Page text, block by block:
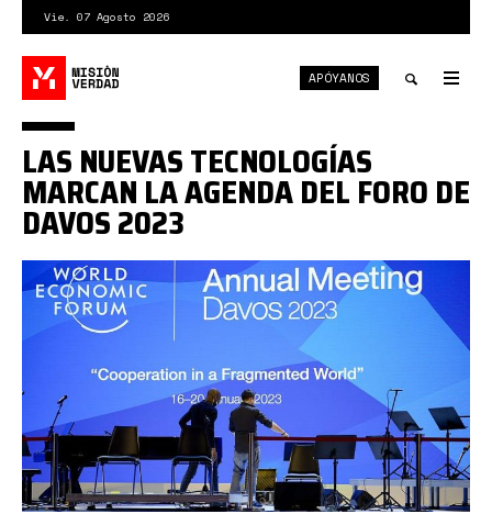
contenido
principal
Vie. 07 Agosto 2026
APÓYANOS
davos
2023.jpg
LAS NUEVAS TECNOLOGÍAS
MARCAN LA AGENDA DEL FORO DE
DAVOS 2023